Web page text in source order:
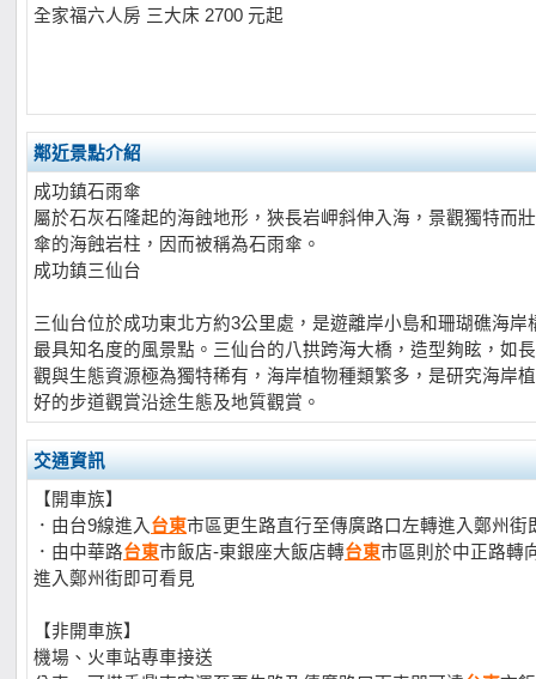
全家福六人房 三大床 2700 元起
鄰近景點介紹
成功鎮石雨傘
屬於石灰石隆起的海蝕地形，狹長岩岬斜伸入海，景觀獨特而
傘的海蝕岩柱，因而被稱為石雨傘。
成功鎮三仙台
三仙台位於成功東北方約3公里處，是遊離岸小島和珊瑚礁海
最具知名度的風景點。三仙台的八拱跨海大橋，造型夠眩，如
觀與生態資源極為獨特稀有，海岸植物種類繁多，是研究海岸
好的步道觀賞沿途生態及地質觀賞。
交通資訊
【開車族】
．由台9線進入 台東市區更生路直行至傳廣路口左轉進入鄭州街
．由中華路台東市飯店-東銀座大飯店轉台東市區則於中正路轉
進入鄭州街即可看見
【非開車族】
機場、火車站專車接送